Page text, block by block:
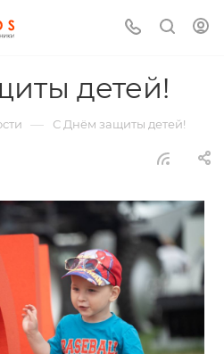
детей!
— С Днём защиты детей!